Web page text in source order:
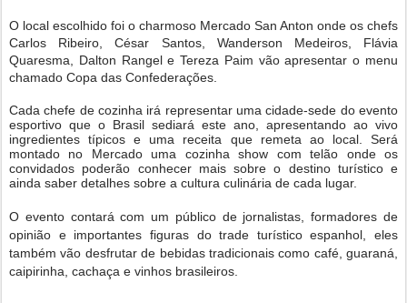
O local escolhido foi o charmoso Mercado San Anton onde os chefs
Carlos Ribeiro, César Santos, Wanderson Medeiros, Flávia
Quaresma, Dalton Rangel e Tereza Paim vão apresentar o menu
chamado Copa das Confederações.
Cada chefe de cozinha irá representar uma cidade-sede do evento
esportivo que o Brasil sediará este ano, apresentando ao vivo
ingredientes típicos e uma receita que remeta ao local. Será
montado no Mercado uma cozinha show com telão onde os
convidados poderão conhecer mais sobre o destino turístico e
ainda saber detalhes sobre a cultura culinária de cada lugar.
O evento contará com um público de jornalistas, formadores de
opinião e importantes figuras do trade turístico espanhol, eles
também vão desfrutar de bebidas tradicionais como café, guaraná,
caipirinha, cachaça e vinhos brasileiros.